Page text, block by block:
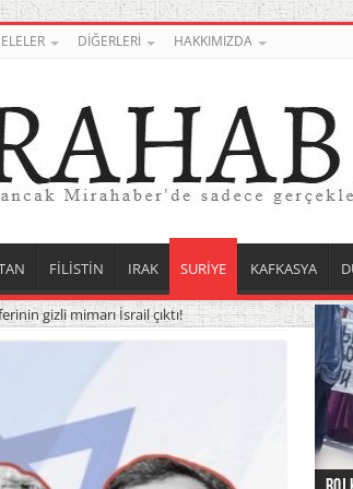
DİĞERLERİ HAKKIMIZDA
FİLİSTİN IRAK SURİYE KAFKASYA
gizli mimarı İsrail çıktı!